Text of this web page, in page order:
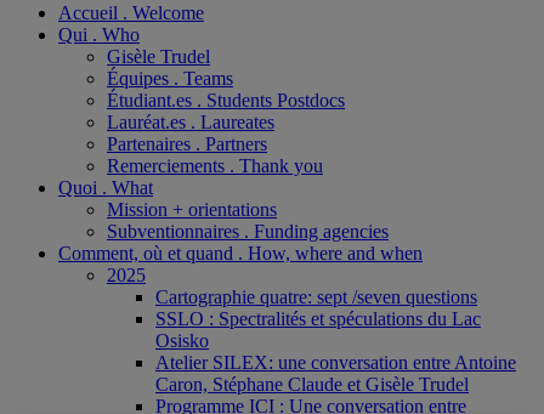
Accueil . Welcome
Qui . Who
Gisèle Trudel
Équipes . Teams
Étudiant.es . Students Postdocs
Lauréat.es . Laureates
Partenaires . Partners
Remerciements . Thank you
Quoi . What
Mission + orientations
Subventionnaires . Funding agencies
Comment, où et quand . How, where and when
2025
Cartographie quatre: sept /seven questions
SSLO : Spectralités et spéculations du Lac
Osisko
Atelier SILEX: une conversation entre Antoine
Caron, Stéphane Claude et Gisèle Trudel
Programme ICI : Une conversation entre